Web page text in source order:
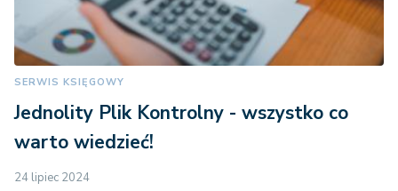
SERWIS KSIĘGOWY
Jednolity Plik Kontrolny - wszystko co
warto wiedzieć!
24 lipiec 2024